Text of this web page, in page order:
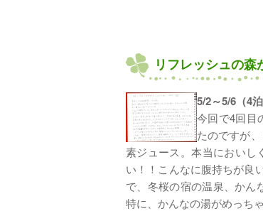
リフレッシュの森
5/2～5/6（
今回で4回目
たのですが
素ジュース。本当においし
い！！こんなに腹持ちが良
で、冬桜の宿の温泉、かん
特に、かんなの湯がめっち